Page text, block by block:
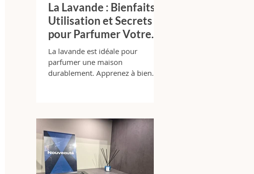
La Lavande : Bienfaits,
Utilisation et Secrets
pour Parfumer Votre
Maison Durablement
La lavande est idéale pour
parfumer une maison
durablement. Apprenez à bien